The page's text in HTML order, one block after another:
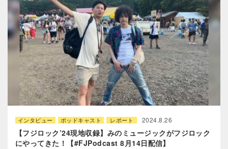
インタビュー ポッドキャスト レポート 2024.8.26
【フジロック’24現地収録】みのミュージックがフジロック
にやってきた！【#FJPodcast 8月14日配信】